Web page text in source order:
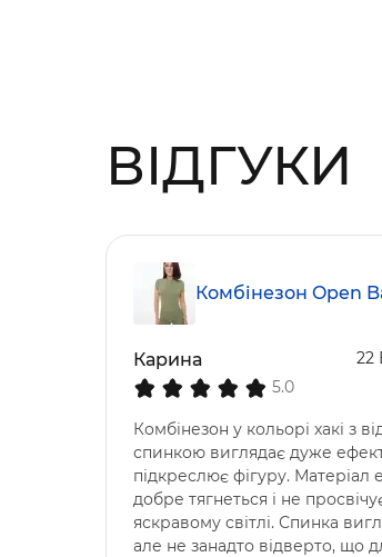
ВІДГУКИ
Комбінезон Open
Карина
5.0
22
Комбінезон у кольорі хакі з
спинкою виглядає дуже
підкреслює фігуру. Матеріал
добре тягнеться і не
яскравому світлі. Спинка
але не занадто відверто, що